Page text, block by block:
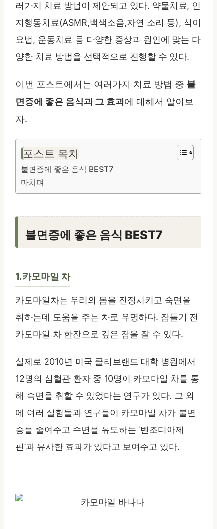
러가지 치료 방법이 제안되고 있다. 약물치료, 인
지행동치료(ASMR,백색소음,자연 소리 등), 식이
요법, 운동치료 등 다양한 증상과 원인에 맞는 다
양한 치료 방법을 선택적으로 진행할 수 있다.
이번 포스트에서는 여러가지 치료 방법 중 불
면증에 좋은 음식과 그 효과에 대해서 알아보
자.
포스트 목차
불면증에 좋은 음식 BEST7
마치며
불면증에 좋은 음식 BEST7
1.카모마일 차
카모마일차는 우리의 몸을 진정시키고 숙면을
취하는데 도움을 주는 차로 유명하다. 잠들기 전
카모마일 차 한잔으로 깊은 잠을 잘 수 있다.
실제로 2010년 미국 클리브랜드 대학 병원에서
12명의 심혈관 환자 중 10명이 카모마일 차를 통
해 숙면을 취할 수 있었다는 연구가 있다. 그 외
에 여러 실험들과 연구들이 카모마일 차가 불면
증을 줄여주고 수면을 유도하는 ‘벤조디아제
핀’과 유사한 효과가 있다고 보여주고 있다.